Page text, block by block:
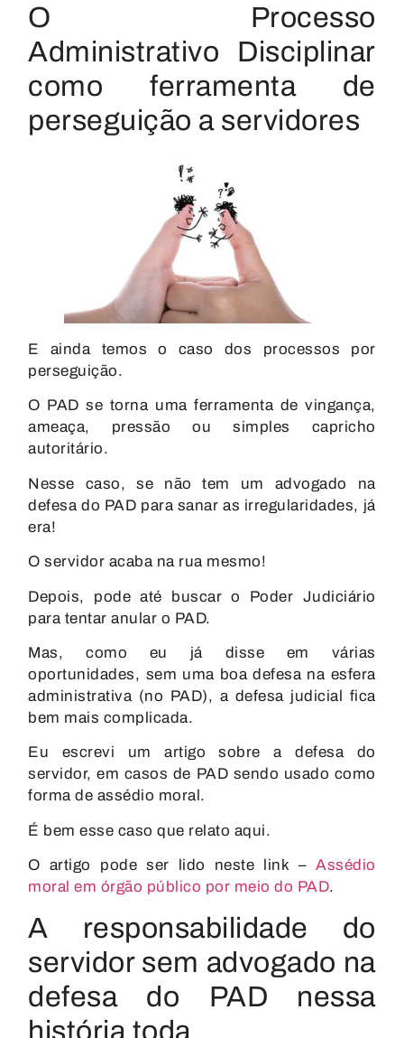
O Processo
Administrativo Disciplinar
como ferramenta de
perseguição a servidores
E ainda temos o caso dos processos por
perseguição.
O PAD se torna uma ferramenta de vingança,
ameaça, pressão ou simples capricho
autoritário.
Nesse caso, se não tem um advogado na
defesa do PAD para sanar as irregularidades, já
era!
O servidor acaba na rua mesmo!
Depois, pode até buscar o Poder Judiciário
para tentar anular o PAD.
Mas, como eu já disse em várias
oportunidades, sem uma boa defesa na esfera
administrativa (no PAD), a defesa judicial fica
bem mais complicada.
Eu escrevi um artigo sobre a defesa do
servidor, em casos de PAD sendo usado como
forma de assédio moral.
É bem esse caso que relato aqui.
O artigo pode ser lido neste link –Assédio
moral em órgão público por meio do PAD.
A responsabilidade do
servidor sem advogado na
defesa do PAD nessa
história toda